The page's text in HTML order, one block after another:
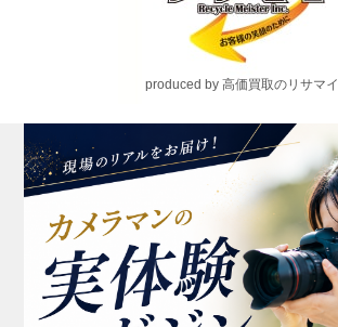
produced by 高価買取のリサマイ